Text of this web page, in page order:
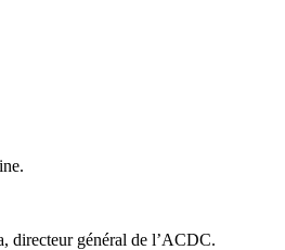
directeur général de l’ACDC.